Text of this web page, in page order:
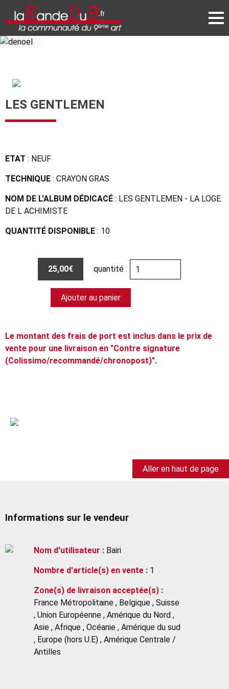
LES GENTLEMEN
ETAT : NEUF
TECHNIQUE : CRAYON GRAS
NOM DE L'ALBUM DÉDICACÉ : LES GENTLEMEN - LA LOGE
DE L ACHIMISTE
QUANTITÉ DISPONIBLE : 10
25,00€ quantité :
Ajouter au panier
Le montant des frais de port est inclus dans le prix de
vente pour une livraison en "Contre signature
(Colissimo/recommandé/chronopost)".
Aller en haut de page
Informations sur le vendeur
Nom d'utilisateur : Bairi
Nombre d'article(s) en vente : 1
Zone(s) de livraison acceptée(s) :
France Métropolitaine , Belgique , Suisse
, Union Européenne , Amérique du Nord ,
Asie , Afrique , Océanie , Amérique du sud
, Europe (hors U.E) , Amérique Centrale /
Antilles